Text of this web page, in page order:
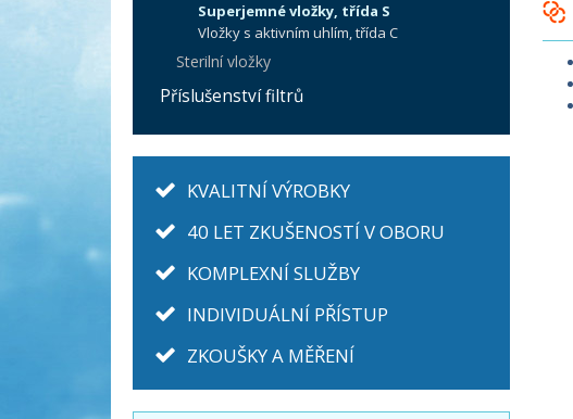
Superjemné vložky, třída S
Vložky s aktivním uhlím, třída C
Sterilní vložky
Příslušenství filtrů
KVALITNÍ VÝROBKY
40 LET ZKUŠENOSTÍ V OBORU
KOMPLEXNÍ SLUŽBY
INDIVIDUÁLNÍ PŘÍSTUP
ZKOUŠKY A MĚŘENÍ